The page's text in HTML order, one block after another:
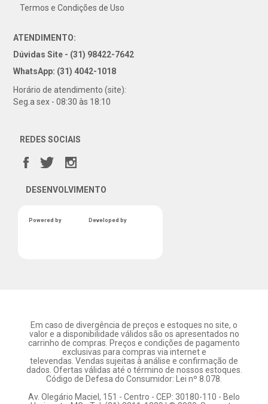
Termos e Condições de Uso
ATENDIMENTO:
Dúvidas Site - (31) 98422-7642
WhatsApp: (31) 4042-1018
Horário de atendimento (site):
Seg.a sex - 08:30 às 18:10
REDES SOCIAIS
DESENVOLVIMENTO
Powered by Developed by
Em caso de divergência de preços e estoques no site, o
valor e a disponibilidade válidos são os apresentados no
carrinho de compras. Preços e condições de pagamento
exclusivas para compras via internet e
televendas. Vendas sujeitas à análise e confirmação de
dados. Ofertas válidas até o término de nossos estoques.
Código de Defesa do Consumidor: Lei nº 8.078.
Av. Olegário Maciel, 151 - Centro - CEP: 30180-110 - Belo